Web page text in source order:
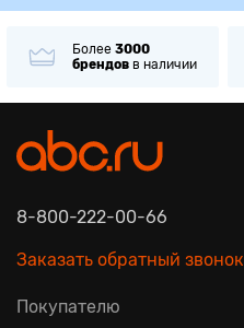
Более 3000
брендов в наличии
8-800-222-00-66
Заказать обратный звонок
Покупателю